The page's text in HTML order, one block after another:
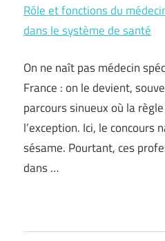
Rôle et fonctions du
dans le système de santé
On ne naît pas médecin
France : on le devient,
parcours sinueux où la
l’exception. Ici, le concours
sésame. Pourtant, ces
dans …